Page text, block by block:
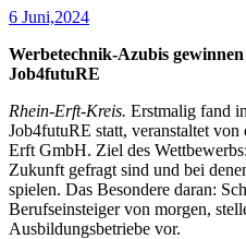
6 Juni,2024
Werbetechnik-Azubis
Job4futuRE
Rhein-Erft-Kreis. Erstmalig fand
Job4futuRE statt, veranstaltet
Erft GmbH. Ziel des
Zukunft gefragt sind und bei
spielen. Das Besondere daran:
Berufseinsteiger von morgen,
Ausbildungsbetriebe vor.